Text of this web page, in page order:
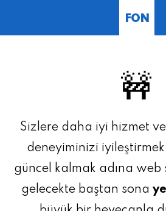
FON
🚧
Sizlere daha iyi hizmet
deneyiminizi
güncel kalmak adına web
gelecekte baştan sona